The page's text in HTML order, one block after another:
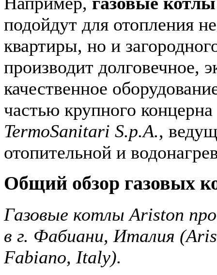
подойдут для отопления
квартиры, но и
производит долговечное,
качественное
частью крупного концерна
TermoSanitari S.p.A.,
отопительной и
Общий обзор газовых
Газовые котлы Ariston
в г. Фабиани, Италия
Fabiano, Italy).